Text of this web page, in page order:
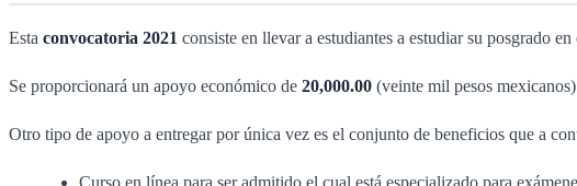
Esta convocatoria 2021 consiste en llevar a estudiantes a estudiar su posgrado
Se proporcionará un apoyo económico de 20,000.00 (veinte mil pesos
Otro tipo de apoyo a entregar por única vez es el conjunto de beneficios que a
Curso en línea para ser admitido el cual está especializado para